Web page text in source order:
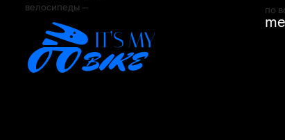
велосипеды —
по